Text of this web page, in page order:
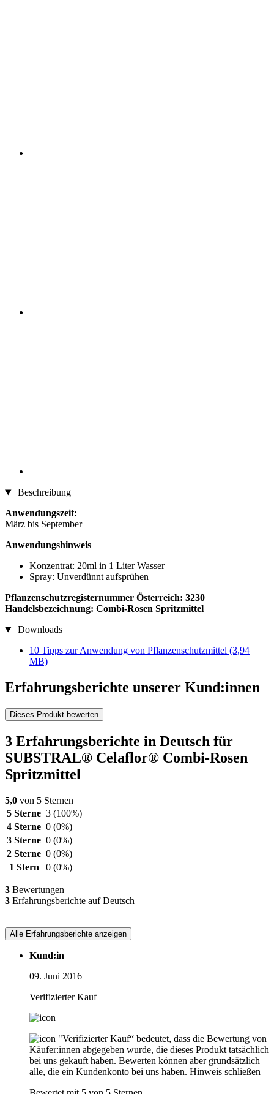
Beschreibung
Anwendungszeit:
März bis September
Anwendungshinweis
Konzentrat: 20ml in 1 Liter Wasser
Spray: Unverdünnt aufsprühen
Pflanzenschutzregisternummer Österreich: 3230
Handelsbezeichnung: Combi-Rosen Spritzmittel
Downloads
10 Tipps zur Anwendung von Pflanzenschutzmittel (3,94
MB)
Erfahrungsberichte unserer Kund:innen
Dieses Produkt bewerten
3 Erfahrungsberichte in Deutsch für
SUBSTRAL® Celaflor® Combi-Rosen
Spritzmittel
5,0 von 5 Sternen
5 Sterne 3 (100%)
4 Sterne 0 (0%)
3 Sterne 0 (0%)
2 Sterne 0 (0%)
1 Stern
0 (0%)
3 Bewertungen
3 Erfahrungsberichte auf Deutsch
Alle Erfahrungsberichte anzeigen
Kund:in
09. Juni 2016
Verifizierter Kauf
"Verifizierter Kauf“ bedeutet, dass die Bewertung von
Käufer:innen abgegeben wurde, die dieses Produkt tatsächlich
bei uns gekauft haben. Bewerten können aber grundsätzlich
alle, die ein Kundenkonto bei uns haben. Hinweis schließen